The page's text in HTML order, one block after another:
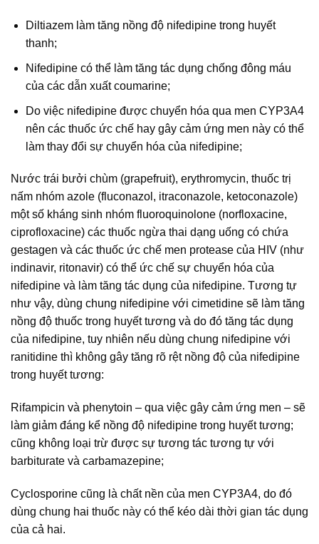
Diltiazem làm tăng nồng độ nifedipine trong huyết
thanh;
Nifedipine có thể làm tăng tác dụng chống đông máu
của các dẫn xuất coumarine;
Do việc nifedipine được chuyển hóa qua men CYP3A4
nên các thuốc ức chế hay gây cảm ứng men này có thể
làm thay đổi sự chuyển hóa của nifedipine;
Nước trái bưởi chùm (grapefruit), erythromycin, thuốc trị
nấm nhóm azole (fluconazol, itraconazole, ketoconazole)
một số kháng sinh nhóm fluoroquinolone (norfloxacine,
ciprofloxacine) các thuốc ngừa thai dạng uống có chứa
gestagen và các thuốc ức chế men protease của HIV (như
indinavir, ritonavir) có thể ức chế sự chuyển hóa của
nifedipine và làm tăng tác dụng của nifedipine. Tương tự
như vậy, dùng chung nifedipine với cimetidine sẽ làm tăng
nồng độ thuốc trong huyết tương và do đó tăng tác dụng
của nifedipine, tuy nhiên nếu dùng chung nifedipine với
ranitidine thì không gây tăng rõ rệt nồng độ của nifedipine
trong huyết tương:
Rifampicin và phenytoin – qua việc gây cảm ứng men – sẽ
làm giảm đáng kể nồng độ nifedipine trong huyết tương;
cũng không loại trừ được sự tương tác tương tự với
barbiturate và carbamazepine;
Cyclosporine cũng là chất nền của men CYP3A4, do đó
dùng chung hai thuốc này có thể kéo dài thời gian tác dụng
của cả hai.